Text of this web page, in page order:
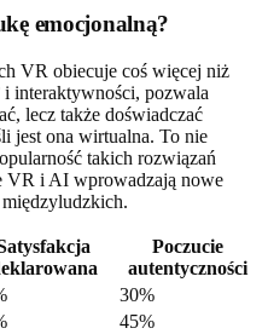
emocjonalną?
VR obiecuje coś więcej niż
interaktywności, pozwala
lecz także doświadczać
jest ona wirtualna. To nie
takich rozwiązań
VR i AI wprowadzają nowe
Poczucie
autentyczności
30%
45%